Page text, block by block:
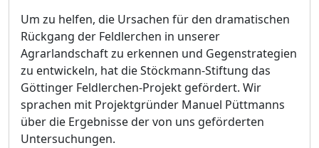
Um zu helfen, die Ursachen für den dramatischen
Rückgang der Feldlerchen in unserer
Agrarlandschaft zu erkennen und Gegenstrategien
zu entwickeln, hat die Stöckmann-Stiftung das
Göttinger Feldlerchen-Projekt gefördert. Wir
sprachen mit Projektgründer Manuel Püttmanns
über die Ergebnisse der von uns geförderten
Untersuchungen.